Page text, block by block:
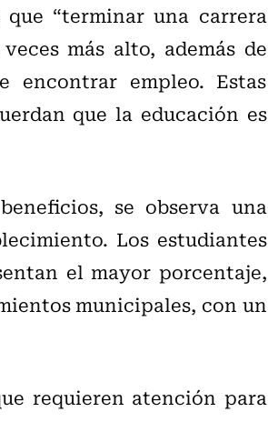
“terminar una carrera
más alto, además de
encontrar empleo. Estas
que la educación es
se observa una
Los estudiantes
el mayor porcentaje,
municipales, con un
requieren atención para